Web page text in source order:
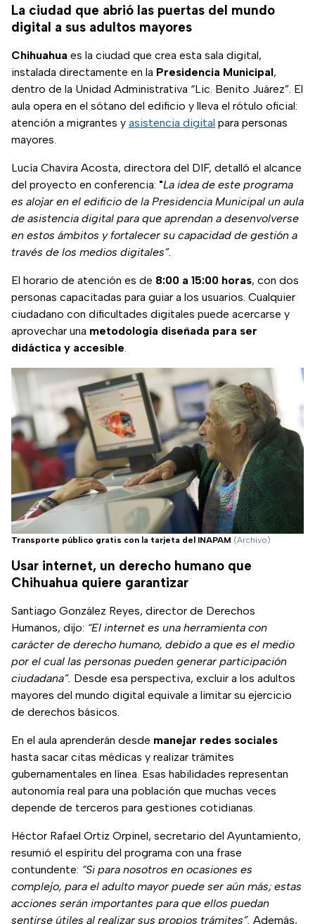
La ciudad que abrió las puertas del mundo
digital a sus adultos mayores
Chihuahua es la ciudad que crea esta sala digital,
instalada directamente en la Presidencia Municipal,
dentro de la Unidad Administrativa “Lic. Benito Juárez”. El
aula opera en el sótano del edificio y lleva el rótulo oficial:
atención a migrantes y asistencia digital para personas
mayores.
Lucía Chavira Acosta, directora del DIF, detalló el alcance
del proyecto en conferencia: "La idea de este programa
es alojar en el edificio de la Presidencia Municipal un aula
de asistencia digital para que aprendan a desenvolverse
en estos ámbitos y fortalecer su capacidad de gestión a
través de los medios digitales”.
El horario de atención es de 8:00 a 15:00 horas, con dos
personas capacitadas para guiar a los usuarios. Cualquier
ciudadano con dificultades digitales puede acercarse y
aprovechar una metodología diseñada para ser
didáctica y accesible.
Transporte público gratis con la tarjeta del INAPAM (Archivo)
Usar internet, un derecho humano que
Chihuahua quiere garantizar
Santiago González Reyes, director de Derechos
Humanos, dijo: “El internet es una herramienta con
carácter de derecho humano, debido a que es el medio
por el cual las personas pueden generar participación
ciudadana”. Desde esa perspectiva, excluir a los adultos
mayores del mundo digital equivale a limitar su ejercicio
de derechos básicos.
En el aula aprenderán desde manejar redes sociales
hasta sacar citas médicas y realizar trámites
gubernamentales en línea. Esas habilidades representan
autonomía real para una población que muchas veces
depende de terceros para gestiones cotidianas.
Héctor Rafael Ortiz Orpinel, secretario del Ayuntamiento,
resumió el espíritu del programa con una frase
contundente: “Si para nosotros en ocasiones es
complejo, para el adulto mayor puede ser aún más; estas
acciones serán importantes para que ellos puedan
sentirse útiles al realizar sus propios trámites”. Además,